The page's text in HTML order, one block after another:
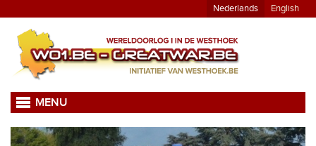
Nederlands English
MENU